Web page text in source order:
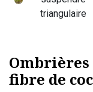
triangulaire
Ombrières
fibre de